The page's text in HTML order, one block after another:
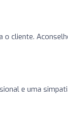
o cliente.
e uma